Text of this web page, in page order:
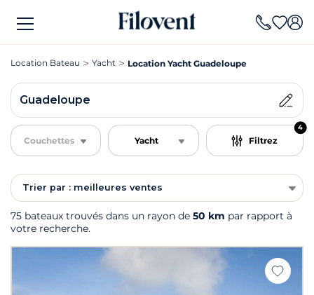
Location Bateau Yacht Location Yacht Guadeloupe
Guadeloupe
Couchettes Yacht Filtrez
4
Trier par : meilleures ventes
75 bateaux trouvés dans un rayon de 50 km par rapport à
votre recherche.